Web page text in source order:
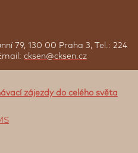
79, 130 00 Praha 3, Tel.: 224
cksen@cksen.cz
zájezdy do celého světa